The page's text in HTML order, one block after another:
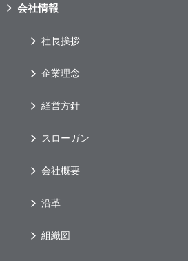
会社情報
社長挨拶
企業理念
経営方針
スローガン
会社概要
沿革
組織図